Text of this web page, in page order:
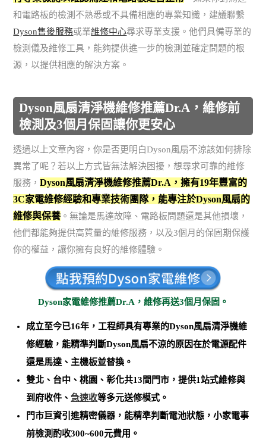
和電路板的檢測不熟悉或不具備相應的專業知識，建議聯繫
Dyson售後服務或業維修中心尋求專業支援。他們具備專業的
檢測儀及維修工具，能夠提供進一步的檢測並確定問題的根
源，以提供相應的解決方案。
Dyson風扇清淨機維修推薦Dr.A，維修前
檢測及3個月保固讓你更安心
透過以上文章內容，你是否更明白Dyson風扇不涼該如何排除
異常了呢？若以上方式皆無法解決困擾，想尋求可靠的維修
服務，Dyson風扇清淨機維修推薦Dr.A，擁有19年豐富的
3C家電維修經驗和專業技術團隊，能專注於Dyson風扇的
維修與保養 。無論是馬達故障、電路板問題還是其他損壞，
他們都能夠提供高質量的維修服務，以及3個月的保固期保護
你的權益，讓你擁有良好的維修體驗。
Dyson家電維修推薦Dr.A，維修再送3個月保固。
成立至今已16年，工程師具有專業的Dyson風扇清淨機維
修經驗，能精準判斷Dyson風扇不涼的原因在於電源配件
還是馬達、主機板並替換。
雙北、台中、桃園、彰化共13間門市，提供1站式維修與
到府收件、急速收等多元送修模式。
門市巨資引進精密儀器，能精準判斷電池狀態，小家電事
前檢測酌收300~600元費用 。